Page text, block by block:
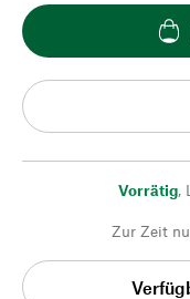
Vorrätig,
Zur Zeit